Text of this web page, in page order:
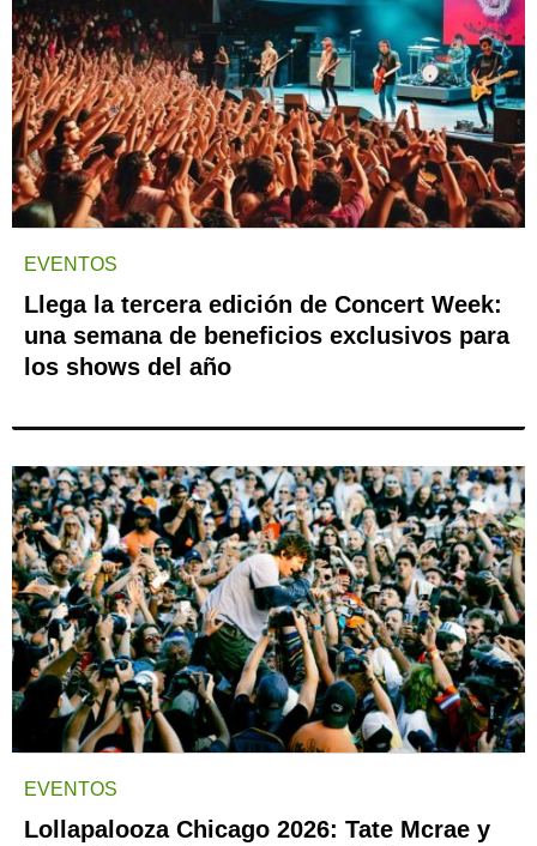
EVENTOS
Llega la tercera edición de Concert Week:
una semana de beneficios exclusivos para
los shows del año
EVENTOS
Lollapalooza Chicago 2026: Tate Mcrae y